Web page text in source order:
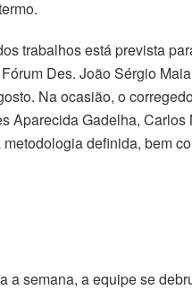
trabalhos está prevista
Des. João Sérgio
Na ocasião, o
Aparecida Gadelha,
definida, bem
a semana, a equipe se